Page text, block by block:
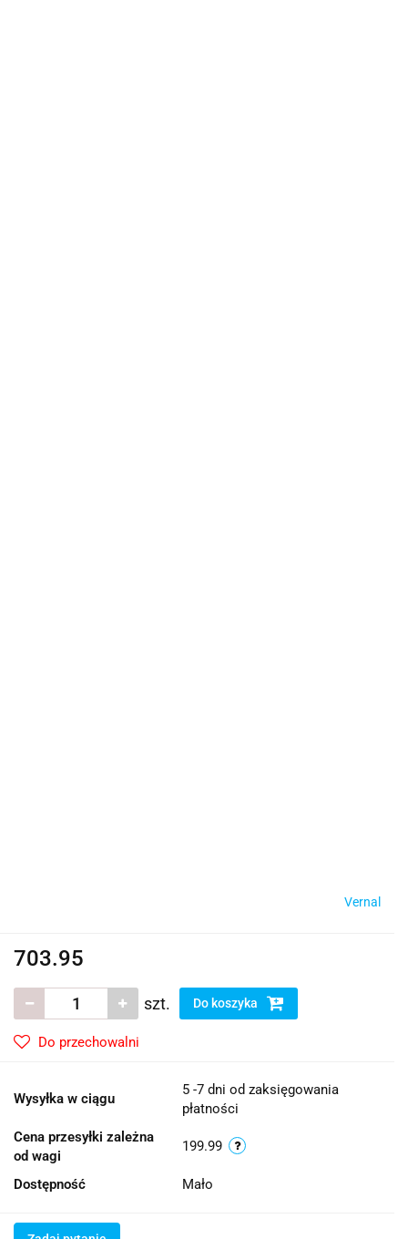
Vernal
703.95
szt. Do koszyka
Do przechowalni
Wysyłka w ciągu
5 -7 dni od zaksięgowania
płatności
Cena przesyłki zależna
od wagi
199.99
Dostępność Mało